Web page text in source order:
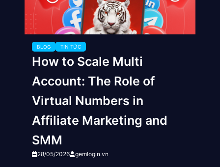
BLOG TIN TỨC
How to Scale Multi
Account: The Role of
Virtual Numbers in
Affiliate Marketing and
SMM
28/05/2026 gemlogin.vn